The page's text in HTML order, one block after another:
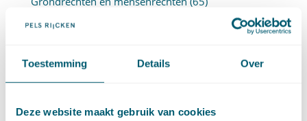
Toestemming Details Over
Deze website maakt gebruik van cookies
Huurrecht
Insolventierecht
Intellectuele-eigendomsrecht
Internationaal publiekrecht(25)